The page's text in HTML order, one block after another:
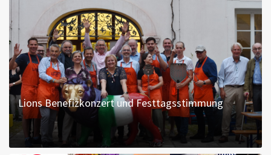
Lions Benefizkonzert und Festtagsstimmung